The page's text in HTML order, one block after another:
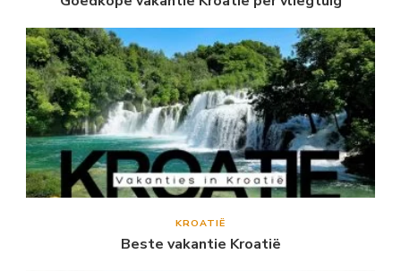
KROATIË
Beste vakantie Kroatië